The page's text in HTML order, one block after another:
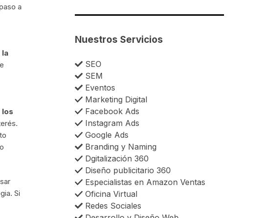
a
la
los
Si
Nuestros Servicios
SEO
SEM
Eventos
Marketing Digital
Facebook Ads
Instagram Ads
Google Ads
Branding y Naming
Dgitalización 360
Diseño publicitario 360
Especialistas en Amazon Ventas
Oficina Virtual
Redes Sociales